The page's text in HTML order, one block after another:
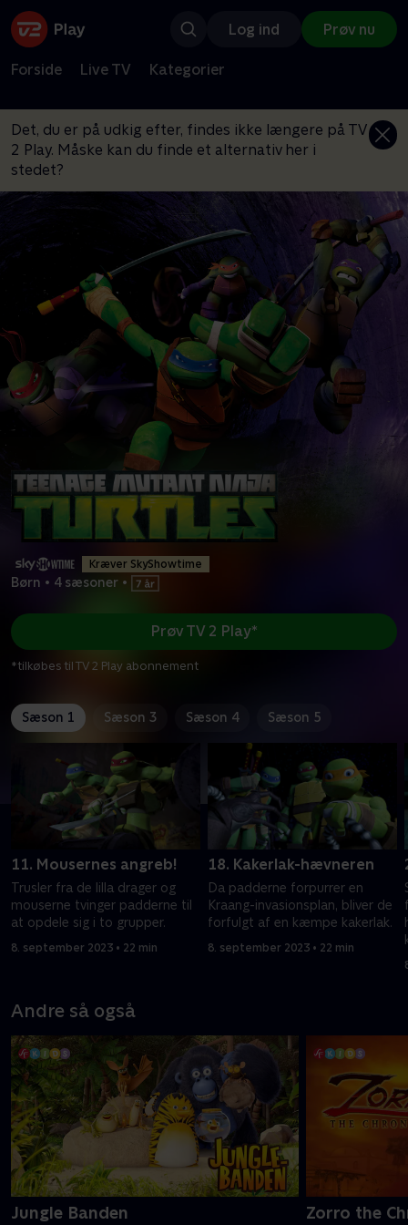
Log ind Prøv nu
Forside Live TV Kategorier
Det, du er på udkig efter, findes ikke længere på TV
2 Play. Måske kan du finde et alternativ her i
stedet?
Kræver SkyShowtime
Børn • 4 sæsoner •
Prøv TV 2 Play*
*tilkøbes til TV 2 Play abonnement
Sæson 1 Sæson 3 Sæson 4 Sæson 5
11. Mousernes angreb!
Trusler fra de lilla drager og
mouserne tvinger padderne til
at opdele sig i to grupper.
8. september 2023 • 22 min
18. Kakerlak-hævneren
Da padderne forpurrer en
Kraang-invasionsplan, bliver de
forfulgt af en kæmpe kakerlak.
8. september 2023 • 22 min
Andre så også
Jungle Banden Zorro the